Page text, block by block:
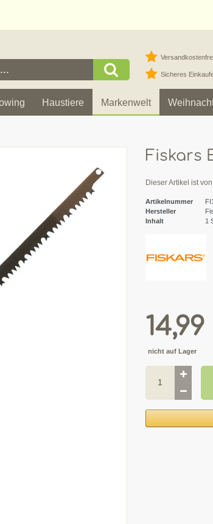
Sicheres
Haustiere Markenwelt
Fiskars
Dieser Artikel ist
Artikelnummer
Hersteller
Inhalt
1
nicht auf Lager